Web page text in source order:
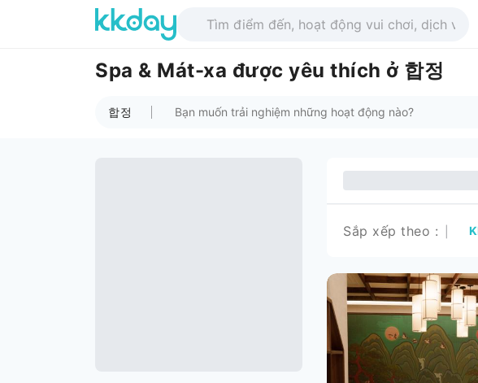
Spa & Mát-xa được yêu thích ở 합정
합정
Sắp xếp theo :